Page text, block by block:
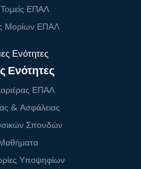
ΕΠΑΛ
Μορίων ΕΠΑΛ
Ενότητες
ΕΠΑΛ
& Ασφάλειας
Σπουδών
Υποψηφίων